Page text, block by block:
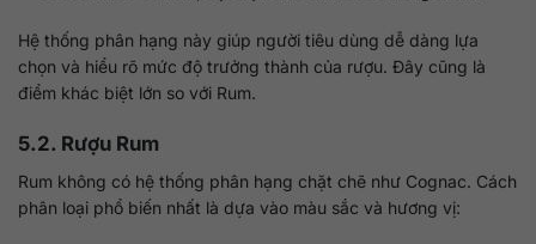
Hệ thống phân hạng này giúp người tiêu dùng dễ dàng lựa
chọn và hiểu rõ mức độ trưởng thành của rượu. Đây cũng là
điểm khác biệt lớn so với Rum.
5.2. Rượu Rum
Rum không có hệ thống phân hạng chặt chẽ như Cognac. Cách
phân loại phổ biến nhất là dựa vào màu sắc và hương vị: